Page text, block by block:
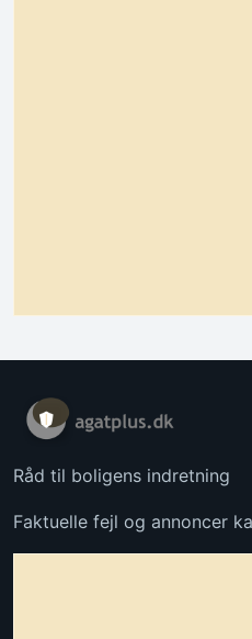
Råd til boligens indretning
Faktuelle fejl og annoncer